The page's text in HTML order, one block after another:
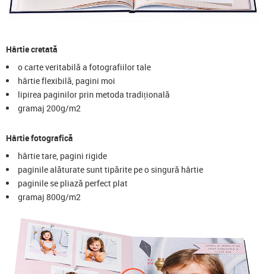
Hârtie cretată
o carte veritabilă a fotografiilor tale
hârtie flexibilă, pagini moi
lipirea paginilor prin metoda tradițională
gramaj 200g/m2
Hârtie fotografică
hârtie tare, pagini rigide
paginile alăturate sunt tipărite pe o singură hârtie
paginile se pliază perfect plat
gramaj 800g/m2